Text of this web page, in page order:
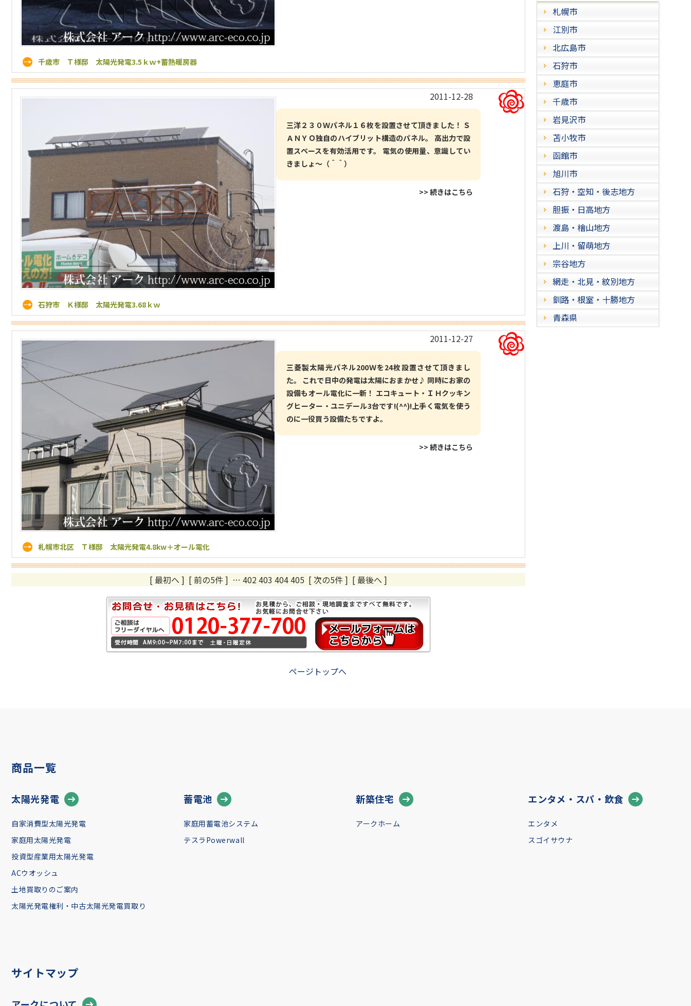
千歳市 Ｔ様邸 太陽光発電3.5ｋｗ+蓄熱暖房器
石狩市 Ｋ様邸 太陽光発電3.68ｋｗ
2011-12-28
三洋２３０Ｗパネル１６枚を設置させて頂きました！ Ｓ
ＡＮＹＯ独自のハイブリット構造のパネル。 高出力で設
置スペースを有効活用です。 電気の使用量、意識してい
きましょ～（＾＾）
>> 続きはこちら
札幌市北区 Ｔ様邸 太陽光発電4.8kw＋オール電化
2011-12-27
三菱製太陽光パネル200Ｗを24枚設置させて頂きまし
た。 これで日中の発電は太陽におまかせ♪ 同時にお家の
設備もオール電化に一新！ エコキュート・ＩＨクッキン
グヒーター・ユニデール3台です!(^^)!上手く電気を使う
のに一役買う設備たちですよ。
>> 続きはこちら
[ 最初へ ] [ 前の5件 ] … 402 403 404405 [ 次の5件 ] [ 最後へ ]
ページトップへ
札幌市
江別市
北広島市
石狩市
恵庭市
千歳市
岩見沢市
苫小牧市
函館市
旭川市
石狩・空知・後志地方
胆振・日高地方
渡島・檜山地方
上川・留萌地方
宗谷地方
網走・北見・紋別地方
釧路・根室・十勝地方
青森県
商品一覧
太陽光発電
自家消費型太陽光発電
家庭用太陽光発電
投資型産業用太陽光発電
ACウオッシュ
土地買取りのご案内
太陽光発電権利・中古太陽光発電買取り
蓄電池
家庭用蓄電池システム
テスラPowerwall
新築住宅
アークホーム
エンタメ・スパ・飲食
エンタメ
スゴイサウナ
サイトマップ